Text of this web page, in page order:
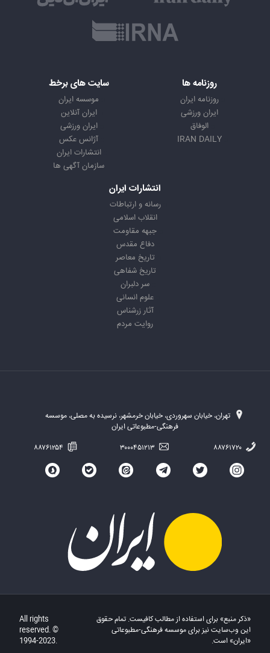
روزنامه ها
روزنامه ایران
ایران ورزشی
الوفاق
IRAN DAILY
سایت های برخط
موسسه ایران
ایران آنلاین
ایران ورزشی
آژانس عکس
انتشارات ایران
سازمان آگهی ها
انتشارات ایران
رسانه و ارتباطات
انقلاب اسلامی
جبهه مقاومت
دفاع مقدس
تاریخ معاصر
تاریخ شفاهی
سر دلبران
علوم انسانی
آثار زرشناس
روایت مردم
تهران، خیابان سهروردی، خیابان خرمشهر، نرسیده به مصلی، موسسه
فرهنگی-مطبوعاتی ایران
«ذکر منبع» برای استفاده از مطالب کافیست. تمام حقوق
این وب‌سایت نیز برای موسسه فرهنگی-مطبوعاتی
«ایران» است.
All rights
reserved. ©
1994-2023.